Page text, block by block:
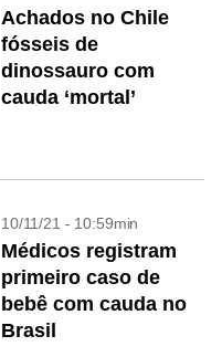
Achados no Chile
fósseis de
dinossauro com
cauda ‘mortal’
10/11/21 - 10:59min
Médicos registram
primeiro caso de
bebê com cauda no
Brasil